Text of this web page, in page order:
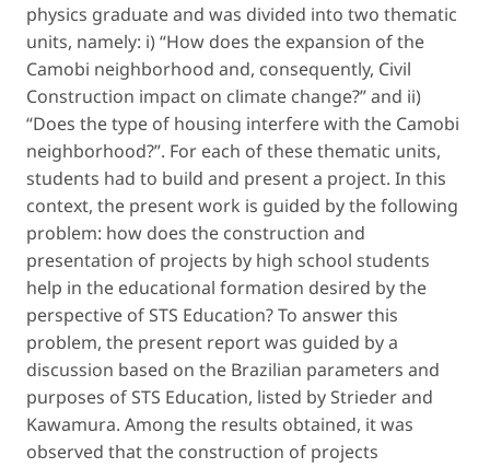
physics graduate and was divided into two thematic
units, namely: i) “How does the expansion of the
Camobi neighborhood and, consequently, Civil
Construction impact on climate change?” and ii)
“Does the type of housing interfere with the Camobi
neighborhood?”. For each of these thematic units,
students had to build and present a project. In this
context, the present work is guided by the following
problem: how does the construction and
presentation of projects by high school students
help in the educational formation desired by the
perspective of STS Education? To answer this
problem, the present report was guided by a
discussion based on the Brazilian parameters and
purposes of STS Education, listed by Strieder and
Kawamura. Among the results obtained, it was
observed that the construction of projects